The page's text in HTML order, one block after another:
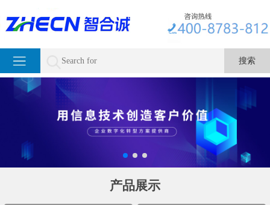
产品展示